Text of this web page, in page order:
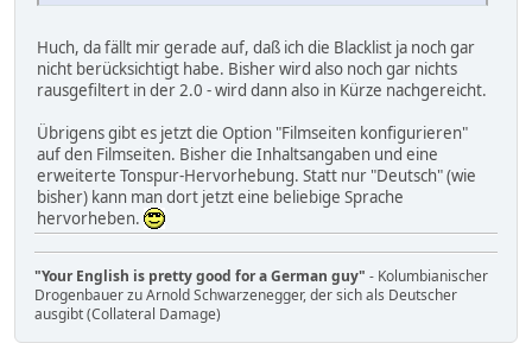
Huch, da fällt mir gerade auf, daß ich die Blacklist ja noch gar
nicht berücksichtigt habe. Bisher wird also noch gar nichts
rausgefiltert in der 2.0 - wird dann also in Kürze nachgereicht.
Übrigens gibt es jetzt die Option "Filmseiten konfigurieren"
auf den Filmseiten. Bisher die Inhaltsangaben und eine
erweiterte Tonspur-Hervorhebung. Statt nur "Deutsch" (wie
bisher) kann man dort jetzt eine beliebige Sprache
hervorheben.
"Your English is pretty good for a German guy" - Kolumbianischer
Drogenbauer zu Arnold Schwarzenegger, der sich als Deutscher
ausgibt (Collateral Damage)